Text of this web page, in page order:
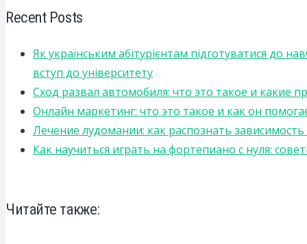
Recent Posts
Як українським абітурієнтам підготуватися до
вступ до університету
Сход развал автомобиля: что это такое и какие
Онлайн маркетинг: что это такое и как он
Лечение лудомании: как распознать
Как научиться играть на фортепиано с нуля:
Читайте также: